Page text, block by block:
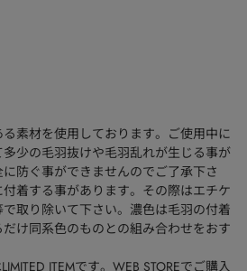
素材を使用しております。ご使用中に
少の毛羽抜けや毛羽乱れが生じる事が
防ぐ事ができませんのでご了承下さ
着する事があります。その際はエチケ
取り除いて下さい。濃色は毛羽の付着
け同系色のものとの組み合わせをおす
ITEMです。WEB STOREでご購入